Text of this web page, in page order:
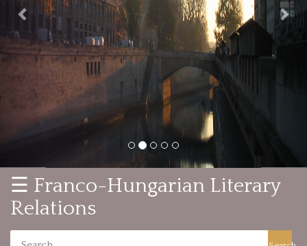
☰ Franco-Hungarian Literary
Relations